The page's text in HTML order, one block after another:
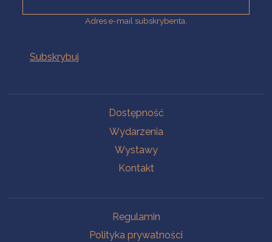
Adres e-mail subskrybenta.
Dostępność
Wydarzenia
Wystawy
Kontakt
Regulamin
Polityka prywatności